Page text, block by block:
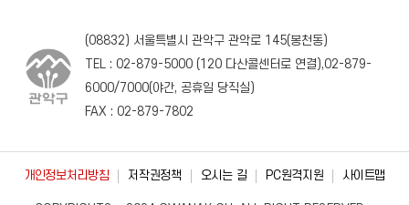
(08832) 서울특별시 관악구 관악로 145(봉천동)
TEL : 02-879-5000(120다산콜센터로 연결),02-879-
6000/ 7000(야간, 공휴일 당직실)
FAX : 02-879-7802
개인정보처리방침 저작권정책 오시는 길 PC원격지원 사이트맵